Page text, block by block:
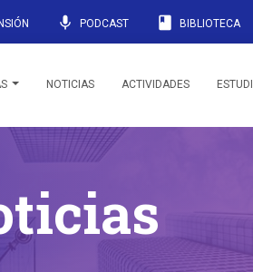
mic PODCAST book BIBLIOTECA
NOTICIAS ACTIVIDADES